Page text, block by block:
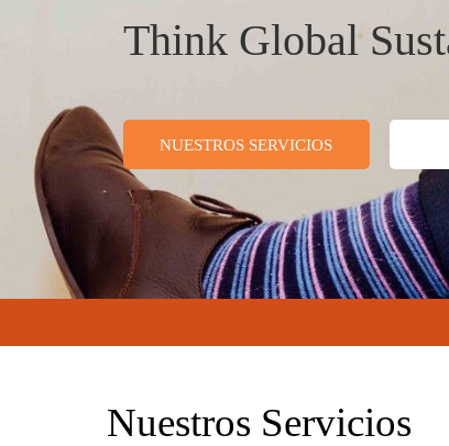
Think Global
NUESTROS SERVICIOS
Nuestros Servicios